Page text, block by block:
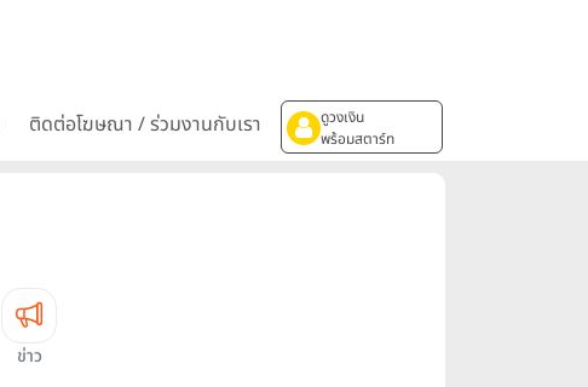
ติดต่อโฆษณา / ร่วมงานกับเรา
ดูวงเงิน
พร้อมสตาร์ท
ข่าว